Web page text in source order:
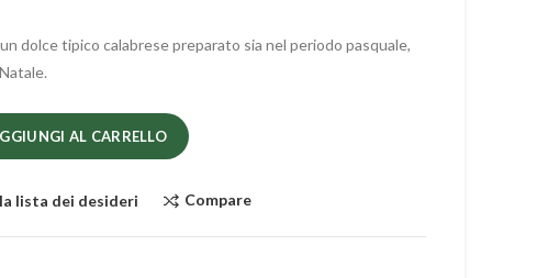
dolce tipico calabrese preparato sia nel periodo pasquale,
AL CARRELLO
lista dei desideri Compare